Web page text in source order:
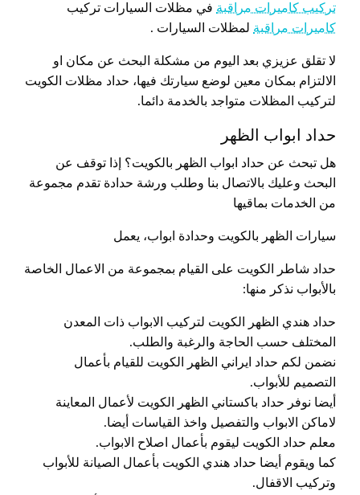
تركيب كاميرات مراقبة في مظلات السيارات تركيب
كاميرات مراقبة لمظلات السيارات .
لا تقلق عزيزي بعد اليوم من مشكلة البحث عن مكان او
الالتزام بمكان معين لوضع سيارتك فيها، حداد مظلات الكويت
لتركيب المظلات متواجد بالخدمة دائما.
حداد ابواب الظهر
هل تبحث عن حداد ابواب الظهر بالكويت؟ إذا توقف عن
البحث وعليك بالاتصال بنا وطلب ورشة حدادة تقدم مجموعة
من الخدمات بماقيها
سيارات الظهر بالكويت وحدادة ابواب، يعمل
حداد شاطر الكويت على القيام بمجموعة من الاعمال الخاصة
بالأبواب نذكر منها:
حداد هندي الظهر الكويت لتركيب الابواب ذات المعدن
المختلف حسب الحاجة والرغبة والطلب.
نضمن لكم حداد ايراني الظهر الكويت للقيام بأعمال
التصميم للأبواب.
أيضا نوفر حداد باكستاني الظهر الكويت لأعمال المعاينة
لاماكن الابواب والتفصيل واخذ القياسات أيضا.
معلم حداد الكويت ليقوم بأعمال اصلاح الابواب.
كما ويقوم أيضا حداد هندي الكويت بأعمال الصيانة للأبواب
وتركيب الاقفال.